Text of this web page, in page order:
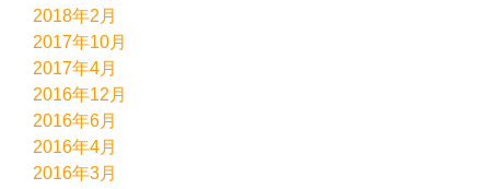
2018年2月
2017年10月
2017年4月
2016年12月
2016年6月
2016年4月
2016年3月